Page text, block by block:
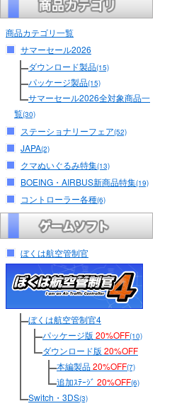
商品カテゴリ一覧
サマーセール2026
ダウンロード製品(15)
パッケージ製品(15)
サマーセール2026全対象商品一
覧(30)
ステーショナリーフェア(52)
JAPA(2)
クマぬいぐるみ特集(13)
BOEING・AIRBUS新商品特集(19)
コントローラー各種(6)
ぼくは航空管制官
ぼくは航空管制官4
パッケージ版 20%OFF(10)
ダウンロード版 20%OFF
本編製品20%OFF(7)
追加ｽﾃｰｼﾞ 20%OFF(6)
Switch・3DS(3)